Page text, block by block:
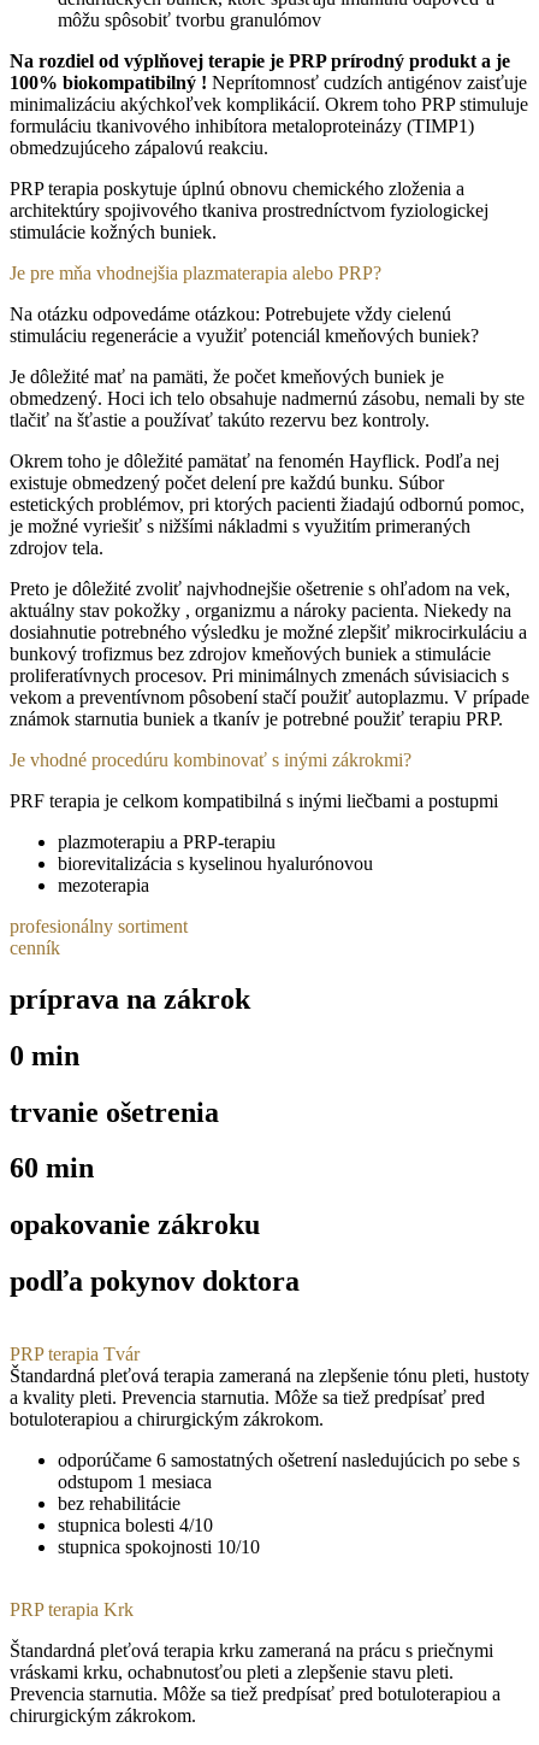
môžu spôsobiť tvorbu granulómov
Na rozdiel od výplňovej terapie je PRP prírodný produkt a je
100% biokompatibilný ! Neprítomnosť cudzích antigénov zaisťuje
minimalizáciu akýchkoľvek komplikácií. Okrem toho PRP stimuluje
formuláciu tkanivového inhibítora metaloproteinázy (TIMP1)
obmedzujúceho zápalovú reakciu.
PRP terapia poskytuje úplnú obnovu chemického zloženia a
architektúry spojivového tkaniva prostredníctvom fyziologickej
stimulácie kožných buniek.
Je pre mňa vhodnejšia plazmaterapia alebo PRP?
Na otázku odpovedáme otázkou: Potrebujete vždy cielenú
stimuláciu regenerácie a využiť potenciál kmeňových buniek?
Je dôležité mať na pamäti, že počet kmeňových buniek je
obmedzený. Hoci ich telo obsahuje nadmernú zásobu, nemali by ste
tlačiť na šťastie a používať takúto rezervu bez kontroly.
Okrem toho je dôležité pamätať na fenomén Hayflick. Podľa nej
existuje obmedzený počet delení pre každú bunku. Súbor
estetických problémov, pri ktorých pacienti žiadajú odbornú pomoc,
je možné vyriešiť s nižšími nákladmi s využitím primeraných
zdrojov tela.
Preto je dôležité zvoliť najvhodnejšie ošetrenie s ohľadom na vek,
aktuálny stav pokožky , organizmu a nároky pacienta. Niekedy na
dosiahnutie potrebného výsledku je možné zlepšiť mikrocirkuláciu a
bunkový trofizmus bez zdrojov kmeňových buniek a stimulácie
proliferatívnych procesov. Pri minimálnych zmenách súvisiacich s
vekom a preventívnom pôsobení stačí použiť autoplazmu. V prípade
známok starnutia buniek a tkanív je potrebné použiť terapiu PRP.
Je vhodné procedúru kombinovať s inými zákrokmi?
PRF terapia je celkom kompatibilná s inými liečbami a postupmi
plazmoterapiu a PRP-terapiu
biorevitalizácia s kyselinou hyalurónovou
mezoterapia
profesionálny sortiment
cenník
príprava na zákrok
0 min
trvanie ošetrenia
60 min
opakovanie zákroku
podľa pokynov doktora
PRP terapia Tvár
Štandardná pleťová terapia zameraná na zlepšenie tónu pleti, hustoty
a kvality pleti. Prevencia starnutia. Môže sa tiež predpísať pred
botuloterapiou a chirurgickým zákrokom.
odporúčame 6 samostatných ošetrení nasledujúcich po sebe s
odstupom 1 mesiaca
bez rehabilitácie
stupnica bolesti 4/10
stupnica spokojnosti 10/10
PRP terapia Krk
Štandardná pleťová terapia krku zameraná na prácu s priečnymi
vráskami krku, ochabnutosťou pleti a zlepšenie stavu pleti.
Prevencia starnutia. Môže sa tiež predpísať pred botuloterapiou a
chirurgickým zákrokom.